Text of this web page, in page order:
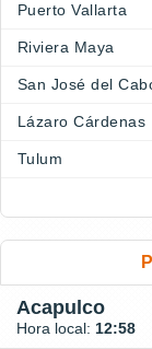
Puerto Vallarta
Riviera Maya
San José del
Lázaro Cárdenas
Tulum
Acapulco
Hora local: 12:58